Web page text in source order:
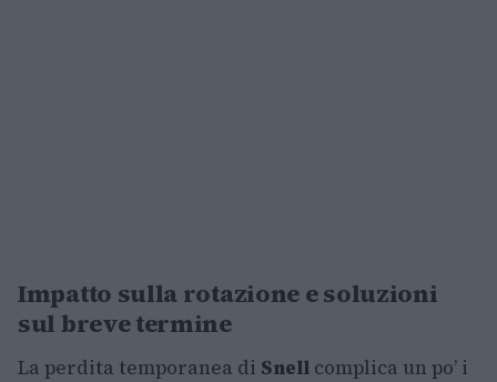
Impatto sulla rotazione e soluzioni
sul breve termine
La perdita temporanea di Snell complica un po’ i